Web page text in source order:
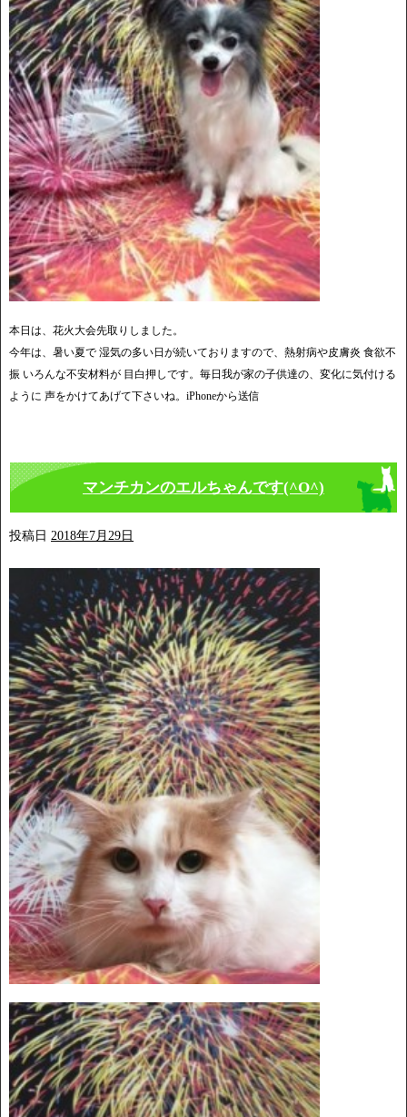
本日は、花火大会先取りしました。
今年は、暑い夏で 湿気の多い日が続いておりますので、熱射病や皮膚炎 食欲不
振 いろんな不安材料が 目白押しです。毎日我が家の子供達の、変化に気付ける
ように 声をかけてあげて下さいね。iPhoneから送信
マンチカンのエルちゃんです(^O^)
投稿日 2018年7月29日